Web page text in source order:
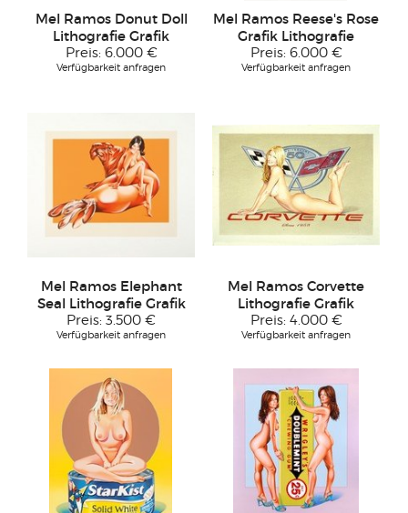
Mel Ramos Donut Doll
Lithografie Grafik
Preis: 6.000 €
Verfügbarkeit anfragen
Mel Ramos Reese's Rose
Grafik Lithografie
Preis: 6.000 €
Verfügbarkeit anfragen
Mel Ramos Elephant
Seal Lithografie Grafik
Preis: 3.500 €
Verfügbarkeit anfragen
Mel Ramos Corvette
Lithografie Grafik
Preis: 4.000 €
Verfügbarkeit anfragen